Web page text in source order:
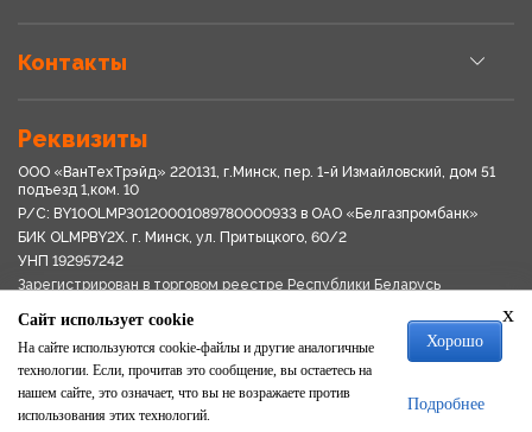
Контакты
Реквизиты
ООО «ВанТехТрэйд» 220131, г.Минск, пер. 1-й Измайловский, дом 51
подъезд 1,ком. 10
Р/С: BY10OLMP30120001089780000933 в OАО «Белгазпромбанк»
БИК OLMPBY2X. г. Минск, ул. Притыцкого, 60/2
УНП 192957242
Зарегистрирован в торговом реестре Республики Беларусь
Свидетельство о регистрации № 192957242выдано 18.08.2017
Мингориспоплком
Политика обработки персональных данных
Положение о системе видеонаблюдения
Политика в отношении обработки файлов cookie
x
Сайт использует cookie
На сайте используются cookie-файлы и другие аналогичные
технологии. Если, прочитав это сообщение, вы остаетесь на
нашем сайте, это означает, что вы не возражаете против
использования этих технологий.
Хорошо
Подробнее